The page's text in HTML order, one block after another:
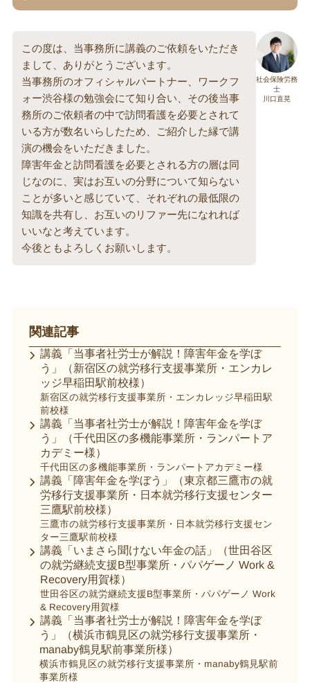
この度は、当事務所に講義のご依頼をいただき
まして、ありがとうございます。
当事務所のオフィシャルパートナー、ワークフ
ォー渋谷様の勉強会にて知り合い、その後当事
務所のご依頼者の中で訪問看護を必要とされて
いる方が数名いらしたため、ご紹介した縁で講
演の機会をいただきました。
障害年金と訪問看護を必要とされる方の層は同
じなのに、実はお互いの分野について知らない
ことが多いと感じていて、それぞれの最低限の
知識を共有し、お互いのリファー先になれれば
いいなと考えています。
今後ともよろしくお願いします。
社会保険労務
士
川口直晃
関連記事
講義「当事者社労士が解説！障害年金を学ぼ
う」（新宿区の就労移行支援事業所・エンカレ
ッジ早稲田駅前校様）
新宿区の就労移行支援事業所・エンカレッジ早稲田駅
前校様
講義「当事者社労士が解説！障害年金を学ぼ
う」（千代田区の多機能事業所・ランパートア
カデミー様）
千代田区の多機能事業所・ランパートアカデミー様
講義「障害年金を学ぼう」（東京都三鷹市の就
労移行支援事業所・日本就労移行支援センター
三鷹駅前校様）
三鷹市の就労移行支援事業所・日本就労移行支援セン
ター三鷹駅前校様
講義「いまさら聞けない年金の話」（世田谷区
の就労継続支援B型事業所・パパゲーノ Work &
Recovery用賀様）
世田谷区の就労継続支援B型事業所・パパゲーノ Work
& Recovery用賀様
講義「当事者社労士が解説！障害年金を学ぼ
う」（横浜市鶴見区の就労移行支援事業所・
manaby鶴見駅前事業所様）
横浜市鶴見区の就労移行支援事業所・manaby鶴見駅前
事業所様